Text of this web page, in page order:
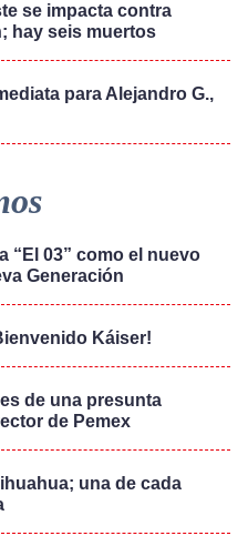
se impacta contra
hay seis muertos
para Alejandro G.,
“El 03” como el nuevo
Generación
Káiser!
de una presunta
de Pemex
una de cada